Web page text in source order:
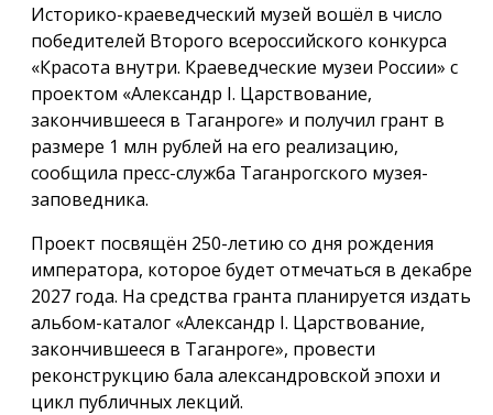
Историко-краеведческий музей вошёл в число
победителей Второго всероссийского конкурса
«Красота внутри. Краеведческие музеи России» с
проектом «Александр I. Царствование,
закончившееся в Таганроге» и получил грант в
размере 1 млн рублей на его реализацию,
сообщила пресс-служба Таганрогского музея-
заповедника.
Проект посвящён 250-летию со дня рождения
императора, которое будет отмечаться в декабре
2027 года. На средства гранта планируется издать
альбом-каталог «Александр I. Царствование,
закончившееся в Таганроге», провести
реконструкцию бала александровской эпохи и
цикл публичных лекций.